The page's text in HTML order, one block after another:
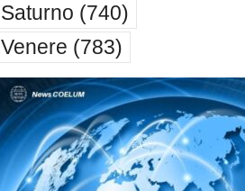
Saturno (740)
Venere (783)